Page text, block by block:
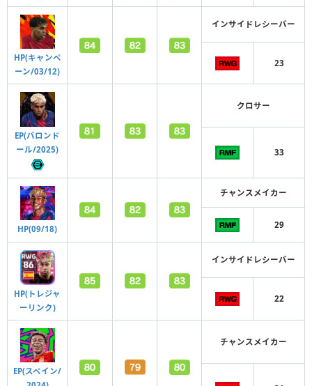
HP(キャンペ
ーン/03/12)
インサイドレシーバー
23
EP(バロンド
ール/2025)
クロサー
33
HP(09/18)
チャンスメイカー
29
HP(トレジャ
ーリンク)
インサイドレシーバー
22
EP(スペイン/
チャンスメイカー